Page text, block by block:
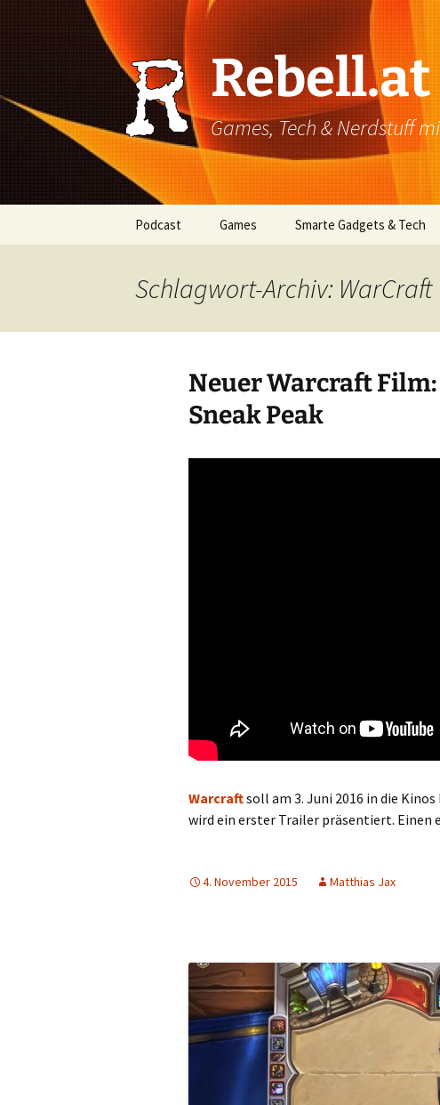
Rebell.at
Games, Tech & Nerdstuff
Podcast
man Podcasts!
Games
Mobile
Smarte Gadgets & Tech
Schlagwort-Archiv: WarCraft
Neuer Warcraft
Sneak Peak
Warcraftsoll am 3. Juni 2016 in die
wird ein erster Trailer präsentiert. Einen
4. November 2015 Matthias Jax